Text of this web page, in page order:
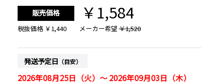
販売価格 ￥1,584
税抜価格 ￥1,440 メーカー希望￥1,520
発送予定日 （目安）
2026年08月25日（火）～ 2026年09月03日（木）